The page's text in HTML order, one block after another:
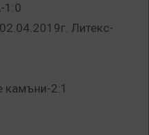
1:0
Литекс-
камъни-2:1